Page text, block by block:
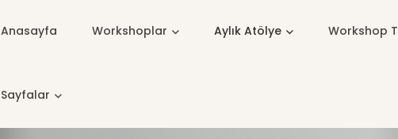
Anasayfa Workshoplar Aylık Atölye Workshop
Sayfalar